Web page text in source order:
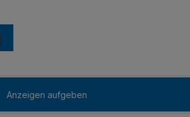
Anzeigen aufgeben